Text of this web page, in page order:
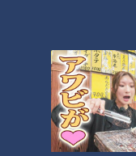
世界中で人気の「オ
ーム」は日本生まれ
黒の逆転劇その魅力
ニュースコラム
東西南北論説風